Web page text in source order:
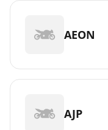
AEON
AJP